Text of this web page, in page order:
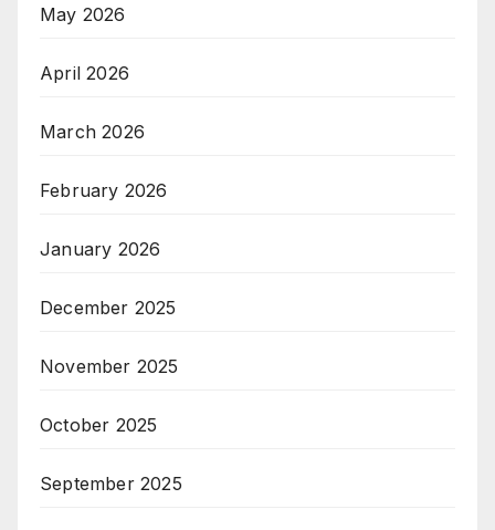
May 2026
April 2026
March 2026
February 2026
January 2026
December 2025
November 2025
October 2025
September 2025